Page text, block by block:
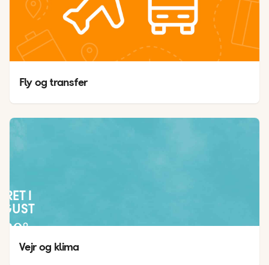
Fly og transfer
I
30°
22°
Vejr og klima